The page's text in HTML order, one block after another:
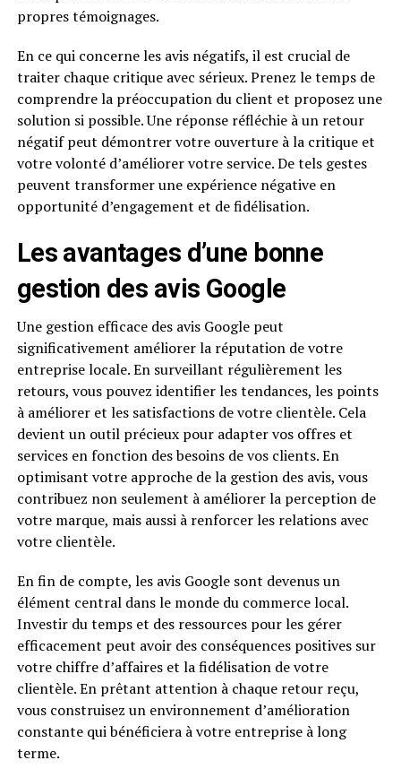
propres témoignages.
En ce qui concerne les avis négatifs, il est crucial de
traiter chaque critique avec sérieux. Prenez le temps de
comprendre la préoccupation du client et proposez une
solution si possible. Une réponse réfléchie à un retour
négatif peut démontrer votre ouverture à la critique et
votre volonté d’améliorer votre service. De tels gestes
peuvent transformer une expérience négative en
opportunité d’engagement et de fidélisation.
Les avantages d’une bonne
gestion des avis Google
Une gestion efficace des avis Google peut
significativement améliorer la réputation de votre
entreprise locale. En surveillant régulièrement les
retours, vous pouvez identifier les tendances, les points
à améliorer et les satisfactions de votre clientèle. Cela
devient un outil précieux pour adapter vos offres et
services en fonction des besoins de vos clients. En
optimisant votre approche de la gestion des avis, vous
contribuez non seulement à améliorer la perception de
votre marque, mais aussi à renforcer les relations avec
votre clientèle.
En fin de compte, les avis Google sont devenus un
élément central dans le monde du commerce local.
Investir du temps et des ressources pour les gérer
efficacement peut avoir des conséquences positives sur
votre chiffre d’affaires et la fidélisation de votre
clientèle. En prêtant attention à chaque retour reçu,
vous construisez un environnement d’amélioration
constante qui bénéficiera à votre entreprise à long
terme.